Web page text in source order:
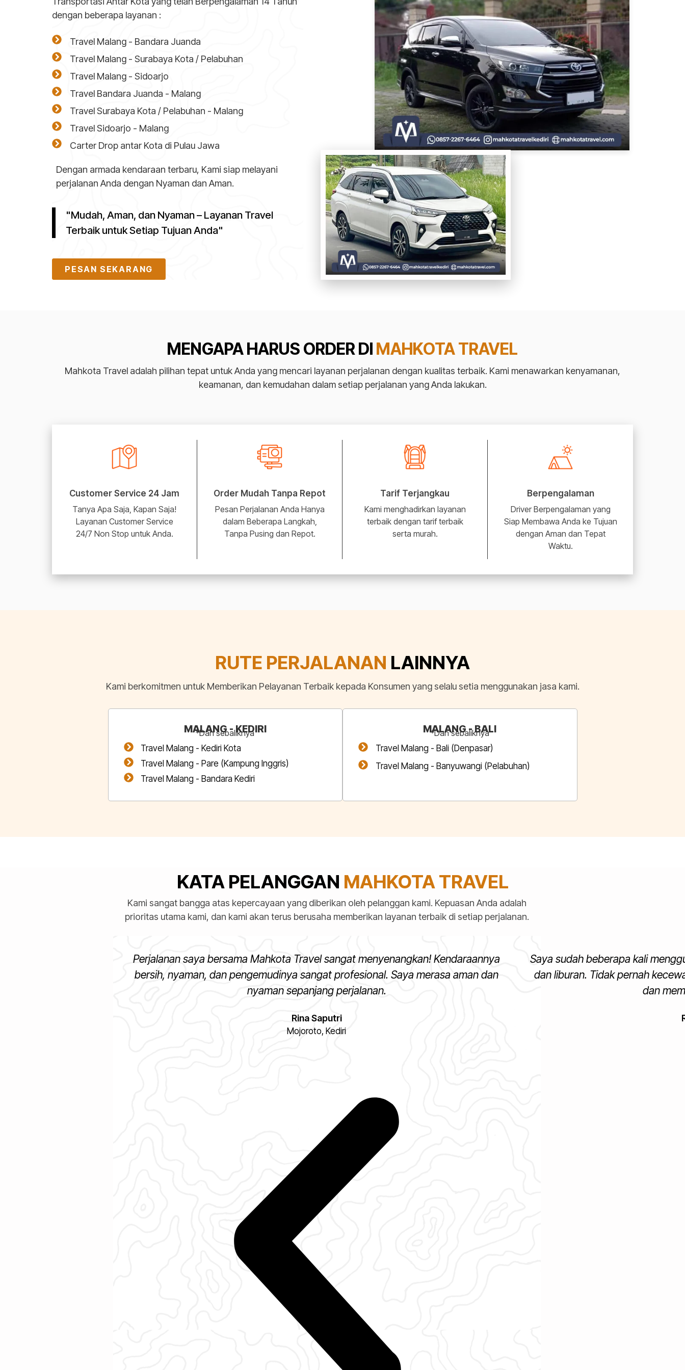
dengan beberapa layanan :
Travel Malang - Bandara Juanda
Travel Malang - Surabaya Kota / Pelabuhan
Travel Malang - Sidoarjo
Travel Bandara Juanda - Malang
Travel Surabaya Kota / Pelabuhan - Malang
Travel Sidoarjo - Malang
Carter Drop antar Kota di Pulau Jawa
Dengan armada kendaraan terbaru, Kami siap melayani
perjalanan Anda dengan Nyaman dan Aman.
"Mudah, Aman, dan Nyaman – Layanan Travel
Terbaik untuk Setiap Tujuan Anda"
PESAN SEKARANG
MENGAPA HARUS ORDER DI MAHKOTA TRAVEL
Mahkota Travel adalah pilihan tepat untuk Anda yang mencari layanan perjalanan dengan kualitas terbaik. Kami menawarkan kenyamanan,
keamanan, dan kemudahan dalam setiap perjalanan yang Anda lakukan.
Customer Service 24 Jam
Tanya Apa Saja, Kapan Saja!
Layanan Customer Service
24/7 Non Stop untuk Anda.
Order Mudah Tanpa Repot
Pesan Perjalanan Anda Hanya
dalam Beberapa Langkah,
Tanpa Pusing dan Repot.
Tarif Terjangkau
Kami menghadirkan layanan
terbaik dengan tarif terbaik
serta murah.
Berpengalaman
Driver Berpengalaman yang
Siap Membawa Anda ke Tujuan
dengan Aman dan Tepat
Waktu.
RUTE PERJALANAN LAINNYA
Kami berkomitmen untuk Memberikan Pelayanan Terbaik kepada Konsumen yang selalu setia menggunakan jasa kami.
MALANG - KEDIRI
*Dan sebaliknya
Travel Malang - Kediri Kota
Travel Malang - Pare (Kampung Inggris)
Travel Malang - Bandara Kediri
MALANG - BALI
*Dan sebaliknya
Travel Malang - Bali (Denpasar)
Travel Malang - Banyuwangi (Pelabuhan)
KATA PELANGGAN MAHKOTA TRAVEL
Kami sangat bangga atas kepercayaan yang diberikan oleh pelanggan kami. Kepuasan Anda adalah
prioritas utama kami, dan kami akan terus berusaha memberikan layanan terbaik di setiap perjalanan.
Perjalanan saya bersama Mahkota Travel sangat menyenangkan! Kendaraannya
bersih, nyaman, dan pengemudinya sangat profesional. Saya merasa aman dan
nyaman sepanjang perjalanan.
Rina Saputri
Mojoroto, Kediri
Saya sudah beberapa kali
dan liburan. Tidak pernah
dan